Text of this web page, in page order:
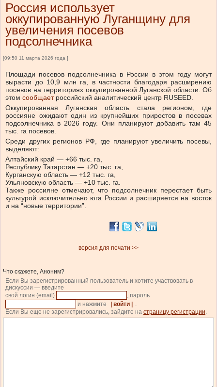
Россия использует
оккупированную Луганщину для
увеличения посевов
подсолнечника
[09:50 11 марта 2026 года ]
Площади посевов подсолнечника в России в этом году могут
вырасти до 10,9 млн га, в частности благодаря расширению
посевов на территориях оккупированной Луганской области. Об
этом сообщает российский аналитический центр RUSEED.
Оккупированная Луганская область стала регионом, где
россияне ожидают один из крупнейших приростов в посевах
подсолнечника в 2026 году. Они планируют добавить там 45
тыс. га посевов.
Среди других регионов РФ, где планируют увеличить посевы,
выделяют:
Алтайский край — +66 тыс. га,
Республику Татарстан — +20 тыс. га,
Курганскую область — +12 тыс. га,
Ульяновскую область — +10 тыс. га.
Также россияне отмечают, что подсолнечник перестает быть
культурой исключительно юга России и расширяется на восток
и на “новые территории”.
версия для печати >>
Что скажете, Аноним?
Если Вы зарегистрированный пользователь и хотите участвовать в
дискуссии — введите
свой логин (email)
, пароль
и нажмите
| войти |
.
Если Вы еще не зарегистрировались, зайдите на страницу регистрации.